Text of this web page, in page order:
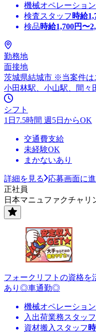
機械オペレーション
検査スタッフ 時給
検品時給1,700円〜
勤務地
面接地
茨城県結城市 ※当案件は
小田林駅、小山駅、間々
シフト
1日7.5時間 週5日からOK
交通費支給
未経験OK
まかないあり
詳細を見る
応募画面に
正社員
日本マニュファクチャリ
フォークリフトの資格
あり◎車通勤◎
機械オペレーション
入出荷業務スタッフ
資材搬入スタッフ